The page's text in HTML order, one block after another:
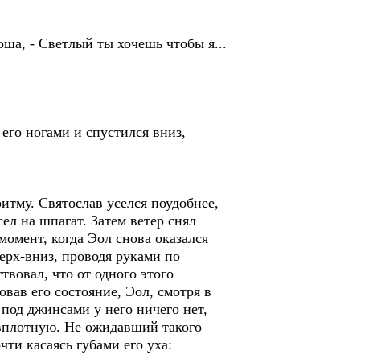
- Светлый ты хочешь чтобы я...
ногами и спустился вниз,
Святослав уселся поудобнее,
на шпагат. Затем ветер снял
когда Эол снова оказался
вниз, проводя руками по
что от одного этого
его состояние, Эол, смотря в
джинсами у него ничего нет,
Не ожидавший такого
касаясь губами его уха: